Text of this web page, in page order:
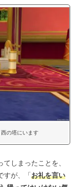
の塔にいます
しまったことを、
すが、「お礼を言い